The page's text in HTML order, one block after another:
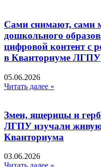
Сами снимают, сами
дошкольного
цифровой контент с
в Кванториуме ЛГПУ​
05.06.2026
Читать далее »
Змеи, ящерицы и
ЛГПУ изучали живую
Кванториума
03.06.2026